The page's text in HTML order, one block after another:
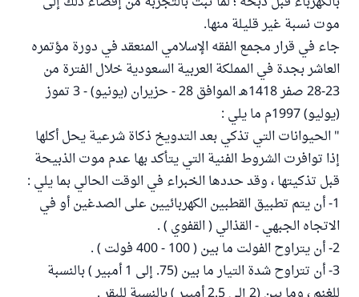
موت نسبة غير قليلة منها.
جاء في قرار مجمع الفقه الإسلامي المنعقد في دورة مؤتمره
العاشر بجدة في المملكة العربية السعودية خلال الفترة من
23-28 صفر 1418هـ الموافق 28 - حزيران (يونيو) - 3 تموز
(يوليو) 1997م ما يلي :
" الحيوانات التي تذكي بعد التدويخ ذكاة شرعية يحل أكلها
إذا توافرت الشروط الفنية التي يتأكد بها عدم موت الذبيحة
قبل تذكيتها ، وقد حددها الخبراء في الوقت الحالي بما يلي :
1- أن يتم تطبيق القطبين الكهربائيين على الصدغين أو في
الاتجاه الجبهي - القذالي ( القفوي ) .
2- أن يتراوح الفولت ما بين ( 100 - 400 فولت ) .
3- أن تتراوح شدة التيار ما بين (75. إلى 1 أمبير ) بالنسبة